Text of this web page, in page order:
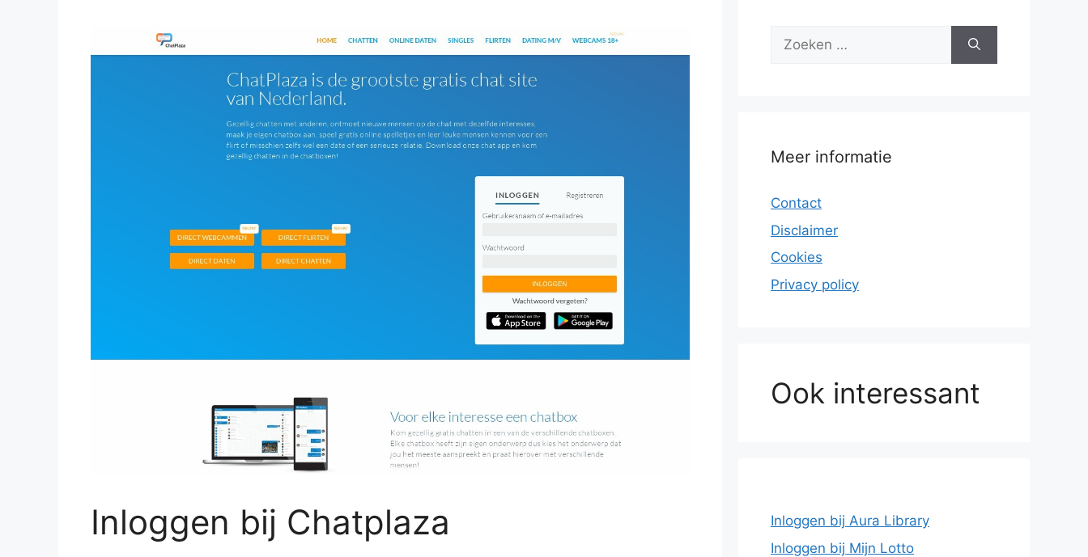
Inloggen bij Chatplaza
Zoek
Meer informatie
Contact
Disclaimer
Cookies
Privacy policy
Ook interessant
Inloggen bij Aura Library
Inloggen bij Mijn Lotto